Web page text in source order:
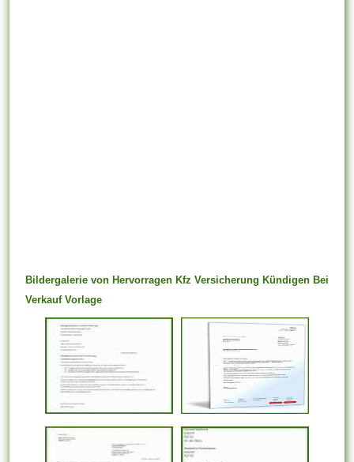
Bildergalerie von Hervorragen Kfz Versicherung Kündigen Bei
Verkauf Vorlage